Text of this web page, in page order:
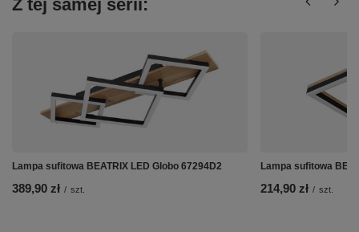
Z tej samej serii:
Lampa sufitowa BEATRIX LED Globo 67294D2
389,90 zł / szt.
Lampa sufitowa
214,90 zł / szt.